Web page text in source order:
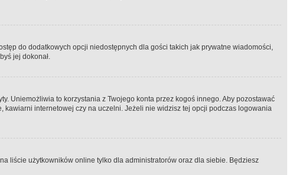
do dodatkowych opcji niedostępnych dla gości takich jak prywatne wiadomości,
jej dokonał.
Uniemożliwia to korzystania z Twojego konta przez kogoś innego. Aby pozostawać
internetowej czy na uczelni. Jeżeli nie widzisz tej opcji podczas logowania
liście użytkowników online tylko dla administratorów oraz dla siebie. Będziesz